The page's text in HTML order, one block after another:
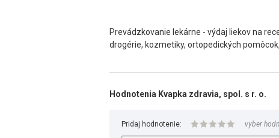
Prevádzkovanie lekárne - výdaj liekov na
drogérie, kozmetiky, ortopedických
Hodnotenia Kvapka zdravia, spol. s r. o.
Pridaj hodnotenie: vyber